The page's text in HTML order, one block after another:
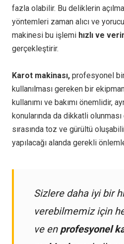
fazla olabilir. Bu deliklerin
yöntemleri zaman alıcı ve
makinesi bu işlemi hızlı ve
gerçekleştirir.
Karot makinası, profesyonel
kullanılması gereken bir
kullanımı ve bakımı önemlidir,
konularında da dikkatli
sırasında toz ve gürültü
yapılacağı alanda gerekli
Sizlere daha iyi bir
verebilmemiz için
ve en profesyonel